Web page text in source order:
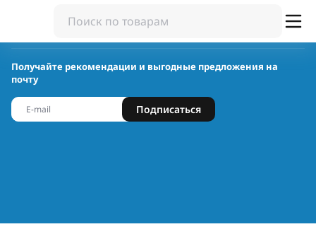
Получайте рекомендации и выгодные предложения на
почту
Подписаться